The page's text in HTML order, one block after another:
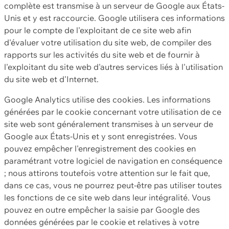
complète est transmise à un serveur de Google aux États-
Unis et y est raccourcie. Google utilisera ces informations
pour le compte de l'exploitant de ce site web afin
d'évaluer votre utilisation du site web, de compiler des
rapports sur les activités du site web et de fournir à
l'exploitant du site web d'autres services liés à l'utilisation
du site web et d'Internet.
Google Analytics utilise des cookies. Les informations
générées par le cookie concernant votre utilisation de ce
site web sont généralement transmises à un serveur de
Google aux États-Unis et y sont enregistrées. Vous
pouvez empêcher l'enregistrement des cookies en
paramétrant votre logiciel de navigation en conséquence
; nous attirons toutefois votre attention sur le fait que,
dans ce cas, vous ne pourrez peut-être pas utiliser toutes
les fonctions de ce site web dans leur intégralité. Vous
pouvez en outre empêcher la saisie par Google des
données générées par le cookie et relatives à votre